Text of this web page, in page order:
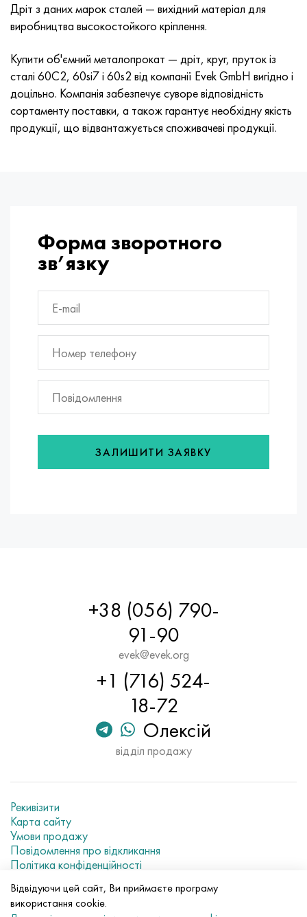
Дріт з даних марок сталей — вихідний матеріал для
виробництва высокостойкого кріплення.
Купити об'ємний металопрокат — дріт, круг, пруток із
сталі 60С2, 60si7 і 60s2 від компанії Evek GmbH вигідно і
доцільно. Компанія забезпечує суворе відповідність
сортаменту поставки, а також гарантує необхідну якість
продукції, що відвантажується споживачеві продукції.
Форма зворотного
зв’язку
ЗАЛИШИТИ ЗАЯВКУ
+38 (056) 790-
91-90
evek@evek.org
+1 (716) 524-
18-72
Олексій
відділ продажу
Рекивізити
Карта сайту
Умови продажу
Повідомлення про відкликання
Політика конфіденційності
© 2007–2026 «Evek GmbH»
Відвідуючи цей сайт, Ви приймаєте програму
використання cookie.